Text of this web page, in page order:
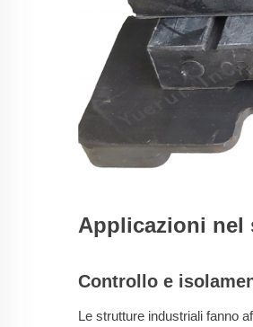
Applicazioni nel
Controllo e
Le strutture industriali fanno